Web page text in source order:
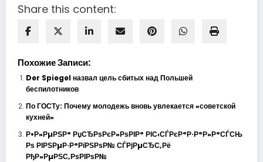
Share this content:
Похожие Записи:
Der Spiegel назвал цель сбитых над Польшей
беспилотников
По ГОСТу: Почему молодежь вновь увлекается «советской
кухней»
Р•Р»РµРЅР° РџСЂРѕРєР»РѕРІР° РІС‹СЃРєР°Р·Р°Р»Р°СЃСЊ
Рѕ РІРЅРµР·Р°РїРЅРѕР№ СЃРјРµСЂС‚Рё
РђР»РµРЅС‚РѕРІРѕР№